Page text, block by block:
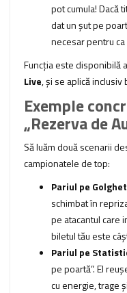
pot cumula! Dacă
dat un șut pe
necesar pentru ca
Funcția este disponibilă
Live, și se aplică
Exemple
„Rezerva de
Să luăm două scenarii
campionatele de top:
Pariul pe
schimbat în
pe atacantul care
biletul tău este
Pariul pe
pe poartă”. El
cu energie, trage